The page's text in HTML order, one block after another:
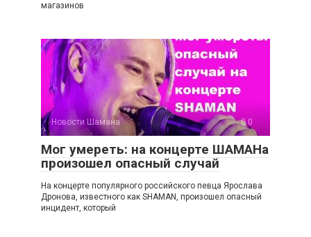
магазинов
Новости Шамана 0
Мог умереть: на концерте ШАМАНа
произошел опасный случай
На концерте популярного российского певца Ярослава
Дронова, известного как SHAMAN, произошел опасный
инцидент, который